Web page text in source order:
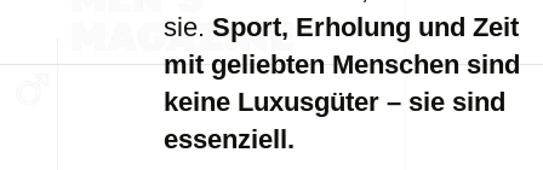
sie. Sport, Erholung und Zeit
mit geliebten Menschen sind
keine Luxusgüter – sie sind
essenziell.